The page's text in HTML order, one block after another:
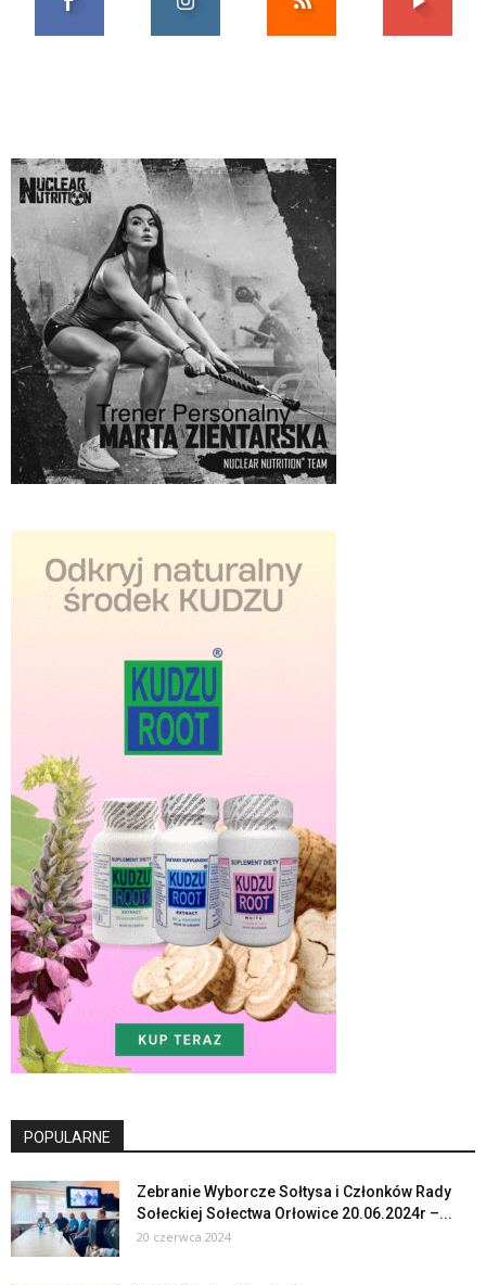
POPULARNE
Zebranie Wyborcze Sołtysa i Członków Rady
Sołeckiej Sołectwa Orłowice 20.06.2024r –...
20 czerwca 2024